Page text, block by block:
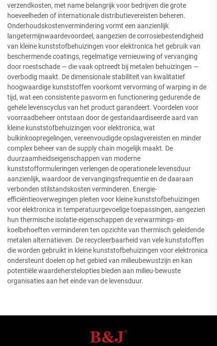
verzendkosten, met name belangrijk voor bedrijven die grote
hoeveelheden of internationale distributievereisten beheren.
Onderhoudskostenvermindering vormt een aanzienlijk
langetermijnwaardevoordeel, aangezien de corrosiebestendigheid
van kleine kunststofbehuizingen voor elektronica het gebruik van
beschermende coatings, regelmatige vernieuwing of vervanging
door roestschade — die vaak optreedt bij metalen behuizingen —
overbodig maakt. De dimensionale stabiliteit van kwalitatief
hoogwaardige kunststoffen voorkomt vervorming of warping in de
tijd, wat een consistente pasvorm en functionering gedurende de
gehele levenscyclus van het product garandeert. Voordelen voor
voorraadbeheer ontstaan door de gestandaardiseerde aard van
kleine kunststofbehuizingen voor elektronica, wat
bulkinkoopregelingen, vereenvoudigde opslagvereisten en minder
complex beheer van de supply chain mogelijk maakt. De
duurzaamheidseigenschappen van moderne
kunststofformuleringen verlengen de operationele levensduur
aanzienlijk, waardoor de vervangingsfrequentie en de daaraan
verbonden stilstandskosten verminderen. Energie-
efficiëntieoverwegingen pleiten voor kleine kunststofbehuizingen
voor elektronica in temperatuurgevoelige toepassingen, aangezien
hun thermische isolatie-eigenschappen de verwarmings- en
koelbehoeften verminderen ten opzichte van thermisch geleidende
metalen alternatieven. De recycleerbaarheid van vele kunststoffen
die worden gebruikt in kleine kunststofbehuizingen voor elektronica
ondersteunt doelen op het gebied van milieubewustzijn en kan
potentiële waardeherstelopties bieden aan milieu-bewuste
organisaties aan het einde van de levensduur.